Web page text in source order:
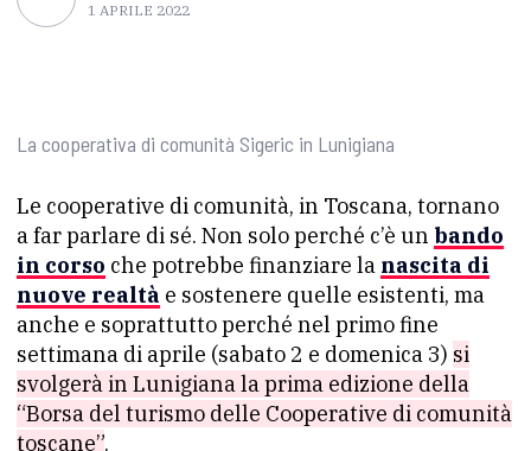
1 APRILE 2022
La cooperativa di comunità Sigeric in Lunigiana
Le cooperative di comunità, in Toscana, tornano
a far parlare di sé. Non solo perché c’è un bando
in corso che potrebbe finanziare la nascita di
nuove realtà e sostenere quelle esistenti, ma
anche e soprattutto perché nel primo fine
settimana di aprile (sabato 2 e domenica 3) si
svolgerà in Lunigiana la prima edizione della
“Borsa del turismo delle Cooperative di comunità
toscane”.